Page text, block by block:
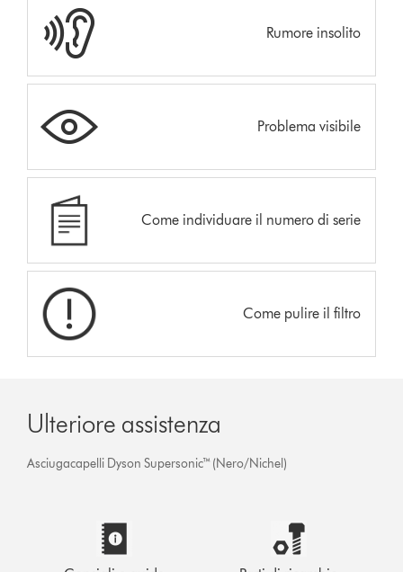
Rumore insolito
Problema visibile
Come individuare il numero di serie
Come pulire il filtro
Ulteriore assistenza
Asciugacapelli Dyson Supersonic™ (Nero/Nichel)